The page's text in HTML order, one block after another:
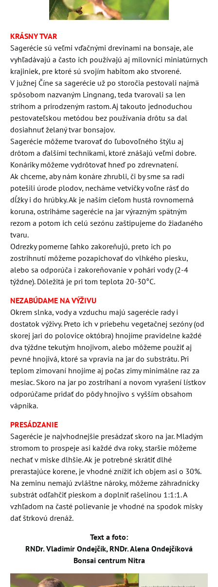
KRÁSNY TVAR
Sagerécie sú veľmi vďačnými drevinami na bonsaje, ale
vyhľadávajú a často ich používajú aj milovníci miniatúrnych
krajiniek, pre ktoré sú svojím habitom ako stvorené.
V južnej Číne sa sagerécie už po storočia pestovali najmä
spôsobom nazvaným Lingnang, teda tvarovali sa len
strihom a prirodzeným rastom. Aj takouto jednoduchou
pestovateľskou metódou bez používania drôtu sa dal
dosiahnuť želaný tvar bonsajov.
Sagerécie môžeme tvarovať do ľubovoľného štýlu aj
drôtom a ďalšími technikami, ktoré znášajú veľmi dobre.
Konáriky môžeme vydrôtovať hneď po zdrevnatení.
Ak chceme, aby nám konáre zhrubli, či by sme sa radi
potešili úrode plodov, necháme vetvičky voľne rásť do
dĺžky i do hrúbky. Ak je naším cieľom hustá rovnomerná
koruna, ostriháme sagerécie na jar výrazným spätným
rezom a potom ich celú sezónu zaštipujeme do žiadaného
tvaru.
Odrezky pomerne ľahko zakoreňujú, preto ich po
zostrihnutí môžeme pozapichovať do vlhkého piesku,
alebo sa odporúča i zakoreňovanie v pohári vody (2-4
týždne). Dôležitá je pri tom teplota 20-30°C.
NEZABÚDAME NA VÝŽIVU
Okrem slnka, vody a vzduchu majú sagerécie rady i
dostatok výživy. Preto ich v priebehu vegetačnej sezóny (od
skorej jari do polovice októbra) hnojíme pravidelne každé
dva týždne tekutým hnojivom, alebo môžeme použiť aj
pevné hnojivá, ktoré sa vpravia na jar do substrátu. Pri
teplom zimovaní hnojíme aj počas zimy minimálne raz za
mesiac. Skoro na jar po zostrihaní a novom vyrašení lístkov
odporúčame pridať do pôdy hnojivo s vyšším obsahom
vápnika.
PRESÁDZANIE
Sagerécie je najvhodnejšie presádzať skoro na jar. Mladým
stromom to prospeje asi každé dva roky, staršie môžeme
nechať v miske dlhšie. Ak je potrebné skrátiť dlhé
prerastajúce korene, je vhodné znížiť ich objem asi o 30%.
Na zeminu nemajú zvláštne nároky, môžeme záhradnícky
substrát odľahčiť pieskom a doplniť rašelinou 1:1:1. A
vzhľadom na časté polievanie je vhodné na spodok misky
dať štrkovú drenáž.
Text a foto:
RNDr. Vladimír Ondejčík, RNDr. Alena Ondejčíková
Bonsai centrum Nitra